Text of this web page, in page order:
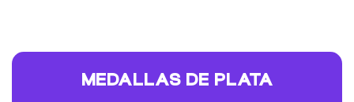
MEDALLAS DE PLATA